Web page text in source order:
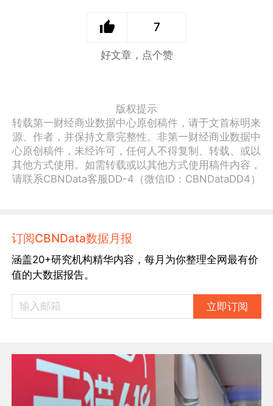
7
好文章，点个赞
版权提示
转载第一财经商业数据中心原创稿件，请于文首标明来
源、作者，并保持文章完整性。非第一财经商业数据中
心原创稿件，未经许可，任何人不得复制、转载、或以
其他方式使用。如需转载或以其他方式使用稿件内容，
请联系CBNData客服DD-4（微信ID：CBNDataDD4）
订阅CBNData数据月报
涵盖20+研究机构精华内容，每月为你整理全网最有价
值的大数据报告。
立即订阅